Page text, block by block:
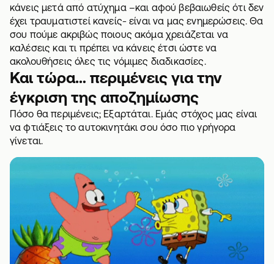
κάνεις μετά από ατύχημα –και αφού βεβαιωθείς ότι δεν
έχει τραυματιστεί κανείς- είναι να μας ενημερώσεις. Θα
σου πούμε ακριβώς ποιους ακόμα χρειάζεται να
καλέσεις και τι πρέπει να κάνεις έτσι ώστε να
ακολουθήσεις όλες τις νόμιμες διαδικασίες.
Και τώρα… περιμένεις για την
έγκριση της αποζημίωσης
Πόσο θα περιμένεις; Εξαρτάται. Εμάς στόχος μας είναι
να φτιάξεις το αυτοκινητάκι σου όσο πιο γρήγορα
γίνεται.